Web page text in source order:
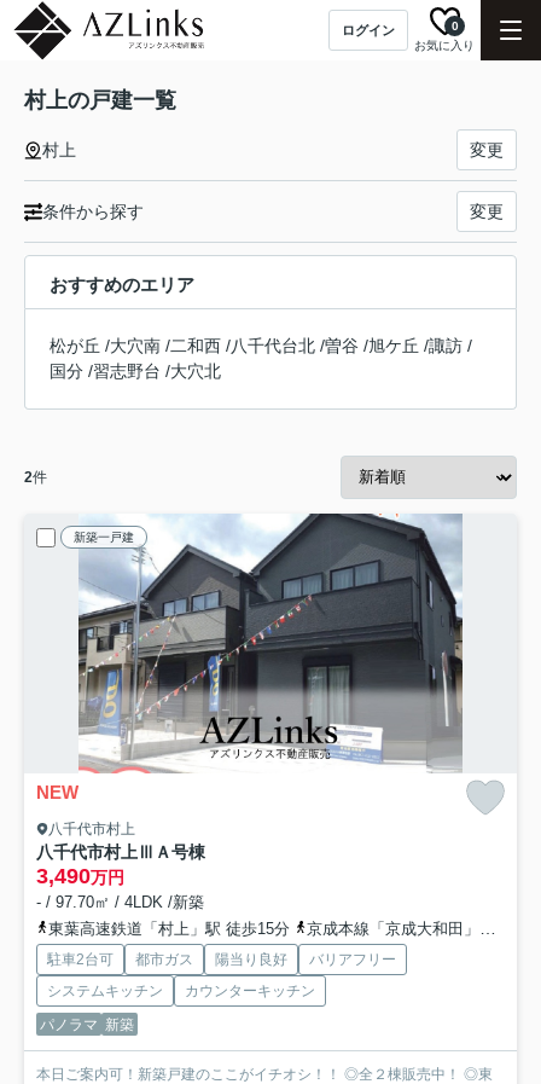
ログイン
お気に入り
0
村上の戸建一覧
村上 変更
条件から探す 変更
おすすめのエリア
松が丘 /大穴南 /二和西 /八千代台北 /曽谷 /旭ケ丘 /諏訪 /
国分 /習志野台 /大穴北
2件
新築一戸建
NEW
八千代市村上
八千代市村上Ⅲ Ａ号棟
3,490万円
- / 97.70㎡ / 4LDK /新築
東葉高速鉄道「村上」駅 徒歩15分
京成本線「京成大和田」駅 徒歩12分
駐車2台可 都市ガス 陽当り良好
バリアフリー
システムキッチン
カウンターキッチン
パノラマ 新築
本日ご案内可！新築戸建のここがイチオシ！！ ◎全２棟販売中！ ◎東